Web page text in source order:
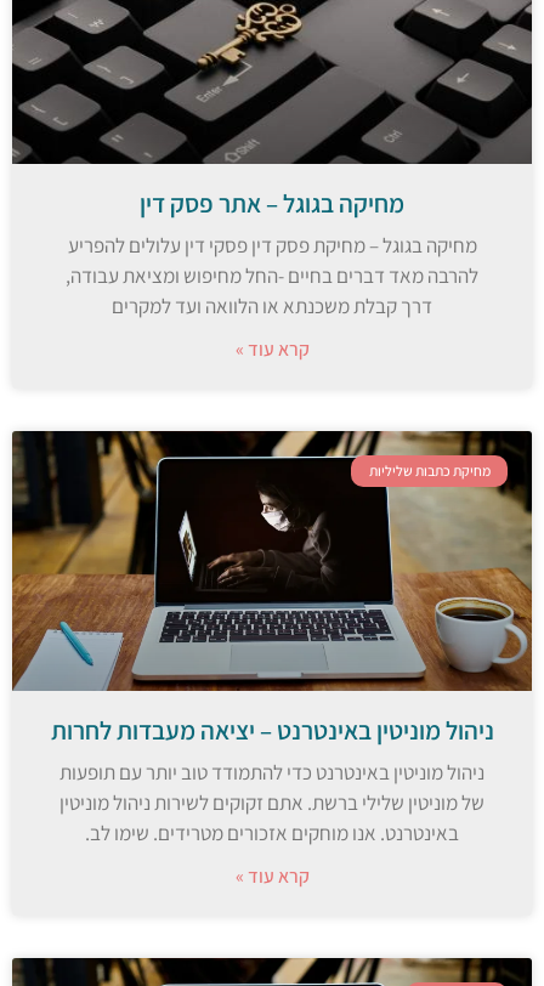
מחיקה בגוגל – אתר פסק דין
מחיקה בגוגל – מחיקת פסק דין פסקי דין עלולים להפריע
להרבה מאד דברים בחיים -החל מחיפוש ומציאת עבודה,
דרך קבלת משכנתא או הלוואה ועד למקרים
קרא עוד »
מחיקת כתבות שליליות
ניהול מוניטין באינטרנט – יציאה מעבדות לחרות
ניהול מוניטין באינטרנט כדי להתמודד טוב יותר עם תופעות
של מוניטין שלילי ברשת. אתם זקוקים לשירות ניהול מוניטין
באינטרנט. אנו מוחקים אזכורים מטרידים. שימו לב.
קרא עוד »